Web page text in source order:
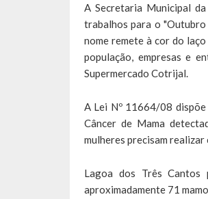
A Secretaria Municipal
trabalhos para o "Outubro
nome remete à cor do
população, empresas e
Supermercado Cotrijal.
A Lei Nº 11664/08
Câncer de Mama
mulheres precisam
Lagoa dos Três
aproximadamente 71